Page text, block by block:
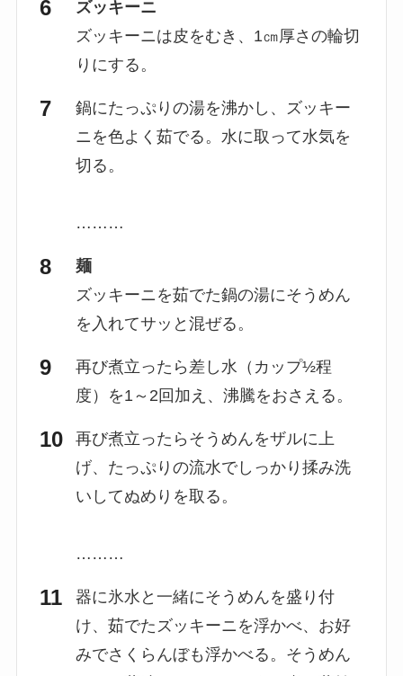
ズッキーニ
ズッキーニは皮をむき、1㎝厚さの輪切
りにする。
鍋にたっぷりの湯を沸かし、ズッキー
ニを色よく茹でる。水に取って水気を
切る。
………
麺
ズッキーニを茹でた鍋の湯にそうめん
を入れてサッと混ぜる。
再び煮立ったら差し水（カップ½程
度）を1～2回加え、沸騰をおさえる。
再び煮立ったらそうめんをザルに上
げ、たっぷりの流水でしっかり揉み洗
いしてぬめりを取る。
………
器に氷水と一緒にそうめんを盛り付
け、茹でたズッキーニを浮かべ、お好
みでさくらんぼも浮かべる。そうめん